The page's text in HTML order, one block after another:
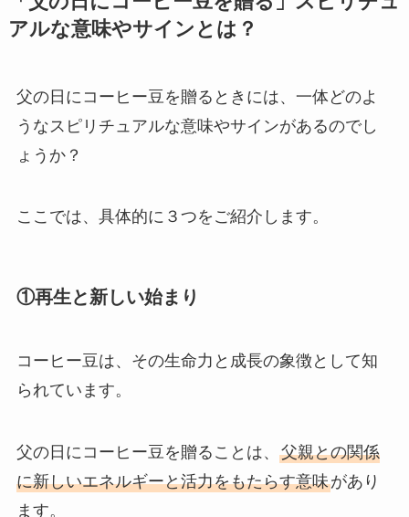
アルな意味やサインとは？
父の日にコーヒー豆を贈るときには、一体どのよ
うなスピリチュアルな意味やサインがあるのでし
ょうか？
ここでは、具体的に３つをご紹介します。
①再生と新しい始まり
コーヒー豆は、その生命力と成長の象徴として知
られています。
父の日にコーヒー豆を贈ることは、 父親との関係
に新しいエネルギーと活力をもたらす意味があり
ます。